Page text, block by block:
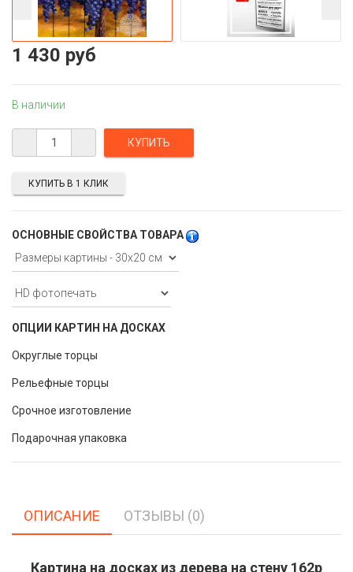
1 430 руб
В наличии
ОСНОВНЫЕ СВОЙСТВА ТОВАРА
ОПЦИИ КАРТИН НА ДОСКАХ
Округлые торцы
Рельефные торцы
Срочное изготовление
Подарочная упаковка
КУПИТЬ В 1 КЛИК
ОПИСАНИЕ ОТЗЫВЫ (0)
Картина на досках из дерева на стену 162p